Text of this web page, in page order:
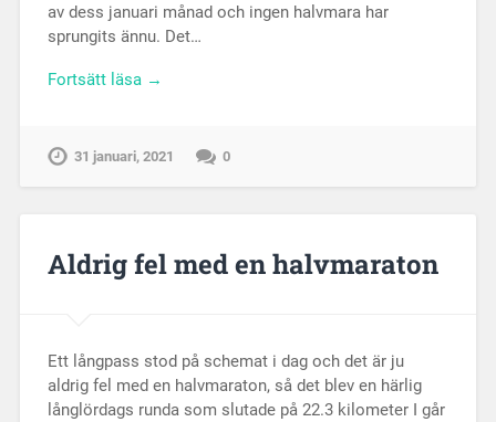
av dess januari månad och ingen halvmara har
sprungits ännu. Det…
Fortsätt läsa →
31 januari, 2021 0
Aldrig fel med en halvmaraton
Ett långpass stod på schemat i dag och det är ju
aldrig fel med en halvmaraton, så det blev en härlig
långlördags runda som slutade på 22.3 kilometer I går